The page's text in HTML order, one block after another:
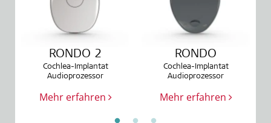
RONDO 2
Cochlea-Implantat
Audioprozessor
Mehr erfahren
RONDO
Cochlea-Implantat
Audioprozessor
Mehr erfahren